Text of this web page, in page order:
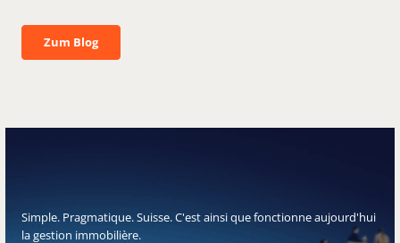
Zum Blog
Zum Blog
Simple. Pragmatique. Suisse. C'est ainsi que fonctionne aujourd'hui
la gestion immobilière.